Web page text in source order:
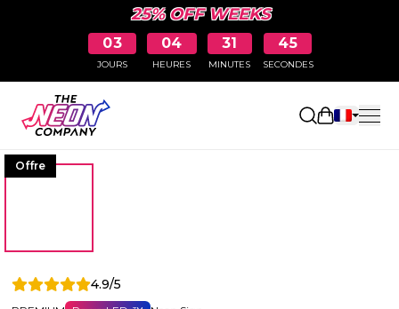
25% OFF WEEKS
03
JOURS
04
HEURES
31
MINUTES
44
SECONDES
Ouvrir le
Offre
4.9/5